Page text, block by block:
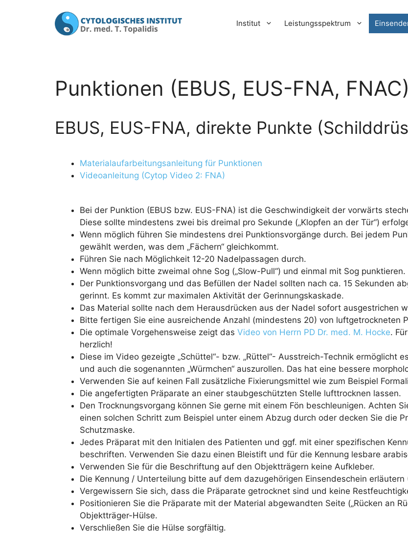
Institut Leistungsspektrum
Punktionen (EBUS, EUS-FNA, FNAC)
EBUS, EUS-FNA, direkte Punkte
Materialaufarbeitungsanleitung für Punktionen
Videoanleitung (Cytop Video 2: FNA)
Bei der Punktion (EBUS bzw. EUS-FNA) ist die Geschwindigkeit der vorwärts
Diese sollte mindestens zwei bis dreimal pro Sekunde („Klopfen an der Tür“)
Wenn möglich führen Sie mindestens drei Punktionsvorgänge durch. Bei jedem
gewählt werden, was dem „Fächern“ gleichkommt.
Führen Sie nach Möglichkeit 12-20 Nadelpassagen durch.
Wenn möglich bitte zweimal ohne Sog („Slow-Pull“) und einmal mit Sog punktieren.
Der Punktionsvorgang und das Befüllen der Nadel sollten nach ca. 15 Sekunden
gerinnt. Es kommt zur maximalen Aktivität der Gerinnungskaskade.
Das Material sollte nach dem Herausdrücken aus der Nadel sofort ausgestrichen
Bitte fertigen Sie eine ausreichende Anzahl (mindestens 20) von luftgetrockneten
Die optimale Vorgehensweise zeigt das Video von Herrn PD Dr. med. M. Hocke.
herzlich!
Diese im Video gezeigte „Schüttel“- bzw. „Rüttel“- Ausstreich-Technik ermöglicht
und auch die sogenannten „Würmchen“ auszurollen. Das hat eine bessere
Verwenden Sie auf keinen Fall zusätzliche Fixierungsmittel wie zum Beispiel
Die angefertigten Präparate an einer staubgeschützten Stelle lufttrocknen lassen.
Den Trocknungsvorgang können Sie gerne mit einem Fön beschleunigen. Achten
einen solchen Schritt zum Beispiel unter einem Abzug durch oder decken Sie die
Schutzmaske.
Jedes Präparat mit den Initialen des Patienten und ggf. mit einer spezifischen
beschriften. Verwenden Sie dazu einen Bleistift und für die Kennung lesbare
Verwenden Sie für die Beschriftung auf den Objektträgern keine Aufkleber.
Die Kennung / Unterteilung bitte auf dem dazugehörigen Einsendeschein erläutern
Vergewissern Sie sich, dass die Präparate getrocknet sind und keine
Positionieren Sie die Präparate mit der Material abgewandten Seite („Rücken an
Objektträger-Hülse.
Verschließen Sie die Hülse sorgfältig.